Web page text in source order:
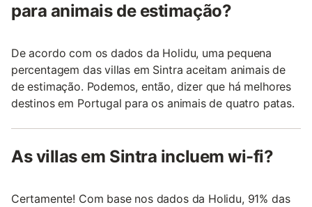
para animais de estimação?
De acordo com os dados da Holidu, uma pequena
percentagem das villas em Sintra aceitam animais de
de estimação. Podemos, então, dizer que há melhores
destinos em Portugal para os animais de quatro patas.
As villas em Sintra incluem wi-fi?
Certamente! Com base nos dados da Holidu, 91% das